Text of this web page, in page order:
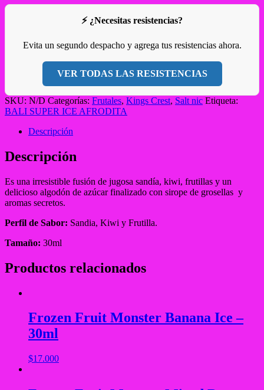
⚡ ¿Necesitas resistencias?
Evita un segundo despacho y agrega tus resistencias ahora.
VER TODAS LAS RESISTENCIAS
SKU: N/D Categorías: Frutales, Kings Crest, Salt nic Etiqueta:
BALI SUPER ICE AFRODITA
Descripción
Descripción
Es una irresistible fusión de jugosa sandía, kiwi, frutillas y un
delicioso algodón de azúcar finalizado con sirope de grosellas y
aromas secretos.
Perfil de Sabor: Sandia, Kiwi y Frutilla.
Tamaño: 30ml
Productos relacionados
Frozen Fruit Monster Banana Ice –
30ml
$17.000